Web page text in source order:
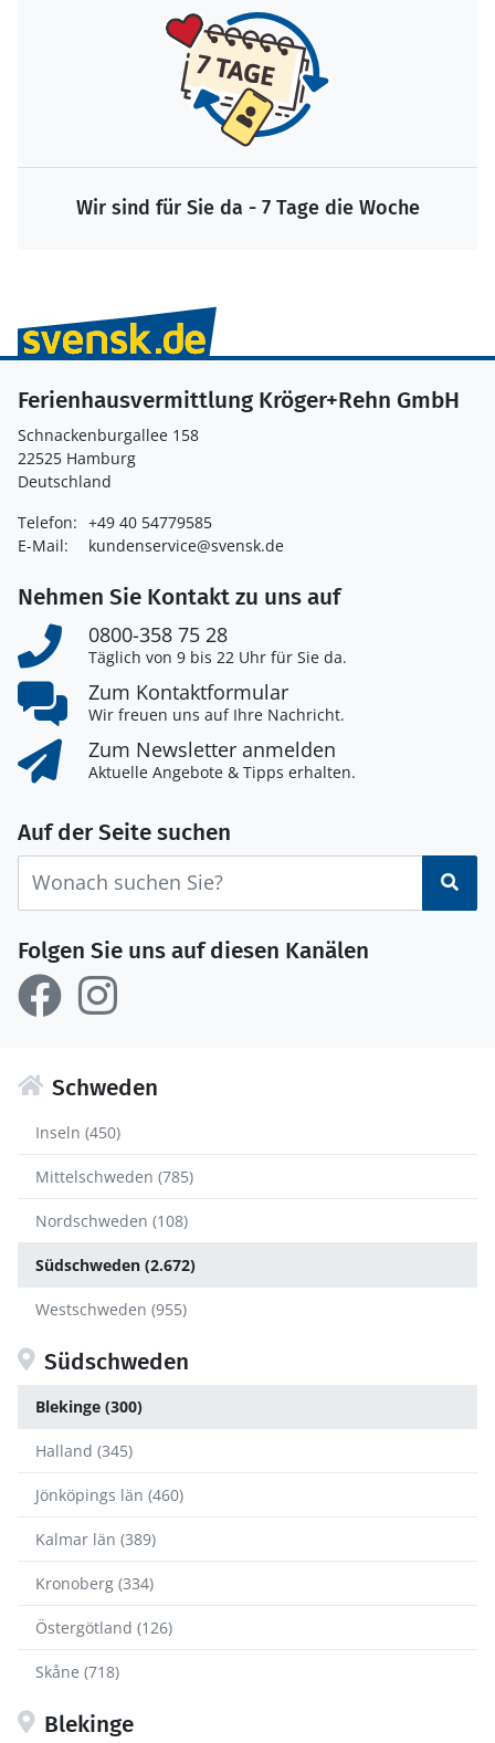
Wir sind für Sie da - 7 Tage die Woche
Ferienhausvermittlung Kröger+Rehn GmbH
Schnackenburgallee 158
22525 Hamburg
Deutschland
Telefon: +49 40 54779585
E-Mail:
kundenservice@svensk.de
Nehmen Sie Kontakt zu uns auf
0800-358 75 28
Täglich von 9 bis 22 Uhr für Sie da.
Zum Kontaktformular
Wir freuen uns auf Ihre Nachricht.
Zum Newsletter anmelden
Aktuelle Angebote & Tipps erhalten.
Auf der Seite suchen
Folgen Sie uns auf diesen Kanälen
Schweden
Inseln (450)
Mittelschweden (785)
Nordschweden (108)
Südschweden (2.672)
Westschweden (955)
Südschweden
Blekinge (300)
Halland (345)
Jönköpings län (460)
Kalmar län (389)
Kronoberg (334)
Östergötland (126)
Skåne (718)
Blekinge